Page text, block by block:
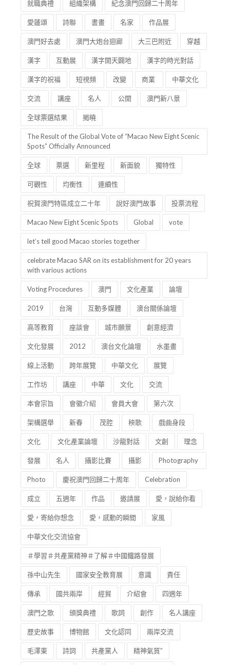
就職典禮 組織架構 紀念澳門回歸二十周年
愛蓮頌 詩聯 書畫 名家 作品展
澳門好去處 澳門大炮台迴廊 大三巴附近 穿越
漢字 互動展 漢字開天闢地 漢字的時光對話
漢字的祝福 短視頻 改變 商業 中華文化
交流 講座 名人 公開 澳門新八景
全球票選結果 揭曉
The Result of the Global Vote of “Macao New Eight Scenic
Spots” Officially Announced
全球 票選 新里程 新面貌 獨特性
可觀性 均衡性 連續性
祝賀澳門特區成立二十年 說好澳門故事 投票流程
Macao New Eight Scenic Spots Global vote
let’s tell good Macao stories together
celebrate Macao SAR on its establishment for 20 years
with various actions
Voting Procedures 澳門 文化產業 論壇
2019 台灣 互動多媒體 澳台關係論壇
高等教育 座談會 城市願景 創意經濟
文化發展 2012 澳台文化論壇 水墨畫
線上活動 跨年展覽 中華文化 展覽
工作坊 講座 中華 文化 交流
本會宗旨 會徽介紹 會員大會 第六次
架構選舉 新春 茂腔 秧歌 戲曲身段
文化 文化產業論壇 沙龍對話 文創 理念
發展 名人 攝影比賽 攝影 Photography
Photo 慶祝澳門回歸二十周年 Celebration
成立 五週年 作品 邀請展 愛，說給你看
愛，寄給你想念 愛，感動的瞬間 家風
中華文化交流協會
＃學習＃共產黨精神＃了解＃中國鐵路發展
孫中山先生 國家安全教育展 意識 責任
傳承 國共兩岸 經貿 介紹會 四週年
澳門之歌 頒獎典禮 歌詞 創作 名人講座
歷史故事 博物館 文化認同 兩岸交流
毛澤東 詩詞 共產黨人 精神氣質”